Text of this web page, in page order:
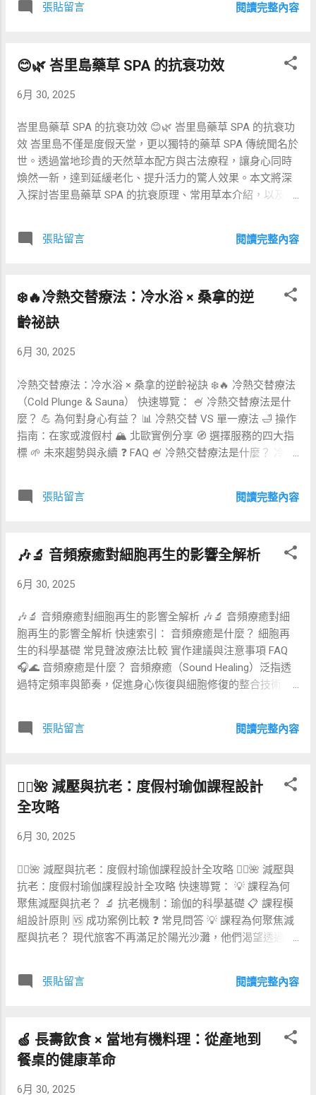
原理 優點 缺點 中醫經絡按摩 疏通經絡、調和臟腑 自然無侵
入、整體調理、兼顧美容與健康 需多次療程、見效較慢 微針
/ 針灸 微創刺激皮膚與穴位 ...
升睡眠質量 智能床墊透過感測體溫、心率、翻身次數等數
讓賓客在測試得分中獲得更高的深度睡眠時長。 🌗💡 光環境
光線密切相關。豪華渡假村可採用可調色溫的智能燈具，模
幫助賓客自然入眠；清晨則透過暖色調光線，喚醒賓客的活
力。 🔇🎶 聲學療癒與降噪技術 睡眠品質常受環境噪音干
擾。高端降噪窗戶和門結合環境聲學設計，並配備環境白噪
音機或自然聲音播放器，如海浪、森林鳥鳴，讓賓客在舒適
的氛圍中輕鬆入睡，減少半夜醒來的次數。 🧘‍♀️💤 VR放鬆冥
後，沉浸在專業錄製的自然景觀或導引冥想程序中，透過呼
可統計各種房型、季節和賓客來源的睡眠指標，優化服務和
房間配置。 💤🛌 不同睡眠科技比較 技術 主要功能 優點 適用
注重深度睡眠的賓客 ...
張貼留言 閱讀完整內容
😊🌿 峇里島藥草 SPA 的抗衰功效
6月 30, 2025
峇里島藥草 SPA 的抗衰功效 😊🌿 峇里島藥草 SPA 的抗衰功
效 峇里島不僅是度假天堂，更以獨特的藥草 SPA 傳統聞名於
世。透過當地珍貴的天然草本配方與古法療程，讓身心同時
煥然一新，達到延緩老化、提升活力的驚人效果。本文將深
入探討峇里島藥草 SPA 的抗衰原理、常用草本介紹，以及如
考。 🌱 傳統與現代：草本療法的科學基礎 峇里島藥草 SPA
的核心在於草本療法（Herbal Therapy），結合當地傳統醫學
某些熱帶草本如南洋金銀花、庫拉索蘆薈，具備高效多酚與
類黃酮，能有效減少膠原蛋白流失與膚質老化。 🍃 主要抗衰
草本介紹 南洋金銀花（ Stachytarpheta jamaicensis ）：富
含多種抗氧化酶，能抑制黑色素生成，淡化細紋。 庫拉索蘆
庫拉索蘆薈（ Curcuma longa ）：其活性薑黃素具有強力抗
氧化及抗發炎作用，常用於淋巴排毒。 香茅（ Cymbopogon
citratus ）：活化血液循環，提升肌膚彈性。 藤黃果（
Garcinia cambogia ）：促進淋巴排毒，改善水腫與浮腫。 ✨
不同藥草 SPA 療程比較 療程 / 草本 主要功效 適合膚質 程式
黃淋巴排毒按摩 抗發炎、排毒 油性、混合性 75 分鐘 ...
張貼留言 閱讀完整內容
❄️🔥冷熱交替療法：冷水浴 × 桑拿的逆
齡祕訣
6月 30, 2025
冷熱交替療法：冷水浴 × 桑拿的逆齡祕訣 ❄️🔥 冷熱交替療法
（Cold Plunge & Sauna） 快速導覽： 🍧 冷熱交替療法是什
麼？ 💪 為何對身心有益？ 📊 冷熱交替 VS 單一療法 🛁 操作
指南：在家或渡假村 🏔️ 北歐實例分享 🧭 選擇服務的四大指
標 🌱 未來趨勢與永續 ❓ FAQ 🍧 冷熱交替療法是什麼？ 冷熱
張，促進循環、加速代謝並提升免疫反應。這種古老卻重新
改善血液循環： 溫差使周邊血管如泵浦般運作，提高氧氣及
胞激素，如 IL-10。 增進嗜睡素分泌： 桑拿後體溫下降有助
色脂肪燃燒，提升基礎代謝率。 幸福荷爾蒙激增： 冷熱刺激
能釋放 β-內啡肽和多巴胺，帶來愉悅感。 📊 冷熱交替 VS 單
一療法 指標 冷熱交替 單純冰浴 單純桑拿 心血管彈性 ◎ 最
佳，血管收縮擴張交替 ○ 中等 ○ 中等 減脂效率 ◎ 棕脂活性
+ 發汗 ○ 棕脂活性 ○ 發汗排毒 神經調節 ◎ 交感、副交感均
張貼留言 閱讀完整內容
🎶🔬 音頻療癒對細胞再生的影響全解析
6月 30, 2025
🎶🔬 音頻療癒對細胞再生的影響全解析 🎶🔬 音頻療癒對細
胞再生的影響全解析 快速索引： 音頻療癒是什麼？ 細胞再
生的科學基礎 常見聲波療法比較 實作建議與注意事項 FAQ
🎧🌊 音頻療癒是什麼？ 音頻療癒（Sound Healing）泛指透
過特定頻率與節奏，促進身心恢復與細胞修復的整合技術。
澳洲原住民迪吉里杜管的共振儀式一脈相承。現代醫療則將
其分類為 低強度脈衝超聲波 （LIPUS）、 雙耳節拍
升細胞再生速率。 🧬⚙️ 細胞再生的科學基礎 細胞再生仰賴
DNA 修復、蛋白質折疊與能量代謝三大核心流程。當聲波穿
聲波刺激細胞骨架，開啟離子通道，活化 MAPK 與 PI3K-Akt
Hz）腦波能降低皮質醇，促進生長激素釋放，強化修復。 血
流微循環 ：低頻震動提升微血管擴張，增加氧氣與營養供
應，縮短創傷癒合期。 美國 NIH 2024 年統合分析指出，持
續 8 週、每週 3 次、每次 30 分鐘的雙耳節拍冥想，可提升
表皮細胞增殖率 18%；而 LIPUS 對骨折癒合時間則平均縮短
式，協助您依個人需求選擇： 療法 頻率範圍 主要機制 臨床
應用 注意事項 低強度脈衝超聲波 (LIPUS)...
張貼留言 閱讀完整內容
🧘‍♂️🌺 減壓與抗老：度假村瑜伽課程設計
全攻略
6月 30, 2025
🧘‍♂️🌺 減壓與抗老：度假村瑜伽課程設計全攻略 🧘‍♂️🌺 減壓與
抗老：度假村瑜伽課程設計全攻略 快速導覽： 💡 課程為何
聚焦減壓與抗老？ 🔬 抗老機制：瑜伽的科學基礎 📋 課程模
組設計原則 🆚 成功案例比較 ❓ 常見問答 💡 課程為何聚焦減
壓與抗老？ 現代旅客不再滿足於陽光沙灘，他們渴望透過假
激端粒酶活性。將減壓與抗老整合進度假村課表，可延長住
過兩百篇同儕審查研究指出，規律瑜伽練習可： 📈 提升端粒
酶活性 ：延緩染色體末端磨損，減少生理老化。 🧠 增加灰
情緒穩定。 💓 改善心率變異度 ：促進副交感神經，降低慢
張貼留言 閱讀完整內容
🍏 長壽飲食 × 當地有機料理：從產地到
餐桌的健康革命
6月 30, 2025